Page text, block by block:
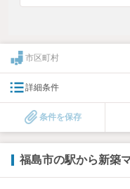
市区町村
詳細条件
条件を保存
福島市の駅から新築